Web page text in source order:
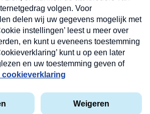
Cookieverklaring
abonnement op onze
vrijdag- en dinsdagochtend in uw